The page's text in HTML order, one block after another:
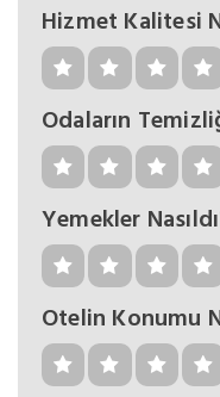
Hizmet Kalitesi
Odaların
Yemekler
Otelin Konumu